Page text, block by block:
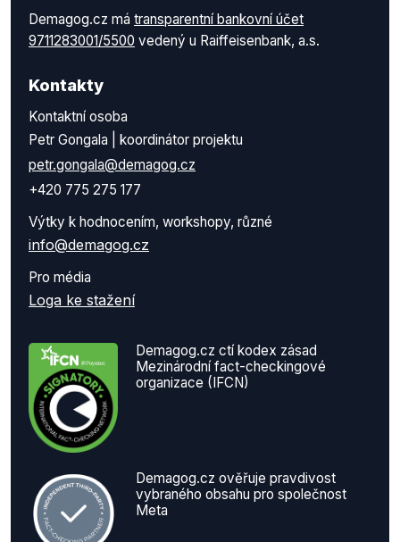
Demagog.cz má transparentní bankovní účet
9711283001/5500 vedený u Raiffeisenbank, a.s.
Kontakty
Kontaktní osoba
Petr Gongala | koordinátor projektu
petr.gongala@demagog.cz
+420 775 275 177
Výtky k hodnocením, workshopy, různé
info@demagog.cz
Pro média
Loga ke stažení
Demagog.cz ctí kodex zásad
Mezinárodní fact-checkingové
organizace (IFCN)
Demagog.cz ověřuje pravdivost
vybraného obsahu pro společnost
Meta